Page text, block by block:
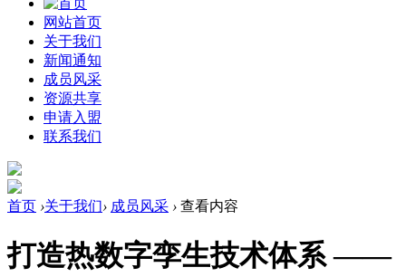
网站首页
关于我们
新闻通知
成员风采
资源共享
申请入盟
联系我们
首页 ›关于我们› 成员风采 › 查看内容
打造热数字孪生技术体系 ——